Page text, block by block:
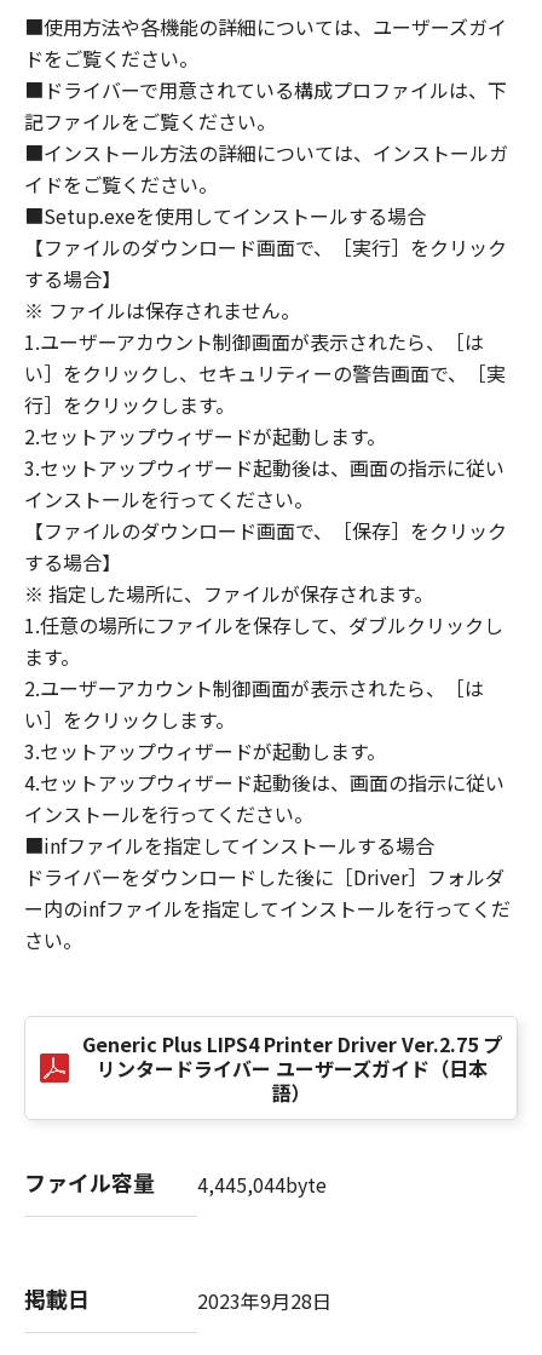
らの販売代理店および販売店、並びにキヤノン
のライセンサーは、お客様による「本ソフトウ
ェア」の使用を支援すること、および「本ソフ
トウェア」に対してアップデート、バグの修正
あるいはサポートを行うことについて、いかな
る責任も負うものではありません。
７．保証の否認・免責
(1) 「本ソフトウェア」は、『現状のまま』の
状態で使用許諾されます。キヤノン、キヤノン
のライセンサー、キヤノンの子会社、キヤノン
の関連会社、それらの販売代理店または販売店
のいずれも、「本ソフトウェア」に関して、商
品性および特定の目的への適合性の保証を含
め、いかなる保証も、明示たると黙示たるとを
問わず一切しないものとします。
(2) キヤノン、キヤノンのライセンサー、キヤノ
ンの子会社、キヤノンの関連会社、それらの販
売代理店または販売店のいずれも、「本ソフト
ウェア」の使用または使用不能から生ずるいか
なる損害（逸失利益およびその他の派生的また
全ての損害を言います。）について、適用法で
認められる限り、一切の責任を負わないものと
します。たとえ、キヤノン、キヤノンのライセ
ンサー、キヤノンの子会社、キヤノンの関連会
社、それらの販売代理店または販売店がかかる
損害の可能性について知らされていた場合でも
同様です。
(3) キヤノン、キヤノンのライセンサー、キヤノ
ンの子会社、キヤノンの関連会社、それらの販
売代理店または販売店のいずれも、「本ソフト
じたいかなる紛争についても、一切責任を負わ
ないものとします。
８．契約期間
記のボタンをクリックした時点、または「本ソ
フトウェア」をインストールした時点で発効
(2) お客様は、「本ソフトウェア」およびその
複製物のすべてを廃棄および消去することによ
■使用方法や各機能の詳細については、ユーザーズガイ
ドをご覧ください。
■ドライバーで用意されている構成プロファイルは、下
記ファイルをご覧ください。
■インストール方法の詳細については、インストールガ
イドをご覧ください。
■Setup.exeを使用してインストールする場合
【ファイルのダウンロード画面で、［実行］をクリック
する場合】
※ ファイルは保存されません。
1.ユーザーアカウント制御画面が表示されたら、［は
い］をクリックし、セキュリティーの警告画面で、［実
行］をクリックします。
2.セットアップウィザードが起動します。
3.セットアップウィザード起動後は、画面の指示に従い
インストールを行ってください。
【ファイルのダウンロード画面で、［保存］をクリック
する場合】
※ 指定した場所に、ファイルが保存されます。
1.任意の場所にファイルを保存して、ダブルクリックし
ます。
2.ユーザーアカウント制御画面が表示されたら、［は
い］をクリックします。
3.セットアップウィザードが起動します。
4.セットアップウィザード起動後は、画面の指示に従い
インストールを行ってください。
■infファイルを指定してインストールする場合
ドライバーをダウンロードした後に［Driver］フォルダ
ー内のinfファイルを指定してインストールを行ってくだ
さい。
Generic Plus LIPS4 Printer Driver Ver.2.75 プ
リンタードライバー ユーザーズガイド（日本
語）
ファイル容量 4,445,044byte
掲載日 2023年9月28日